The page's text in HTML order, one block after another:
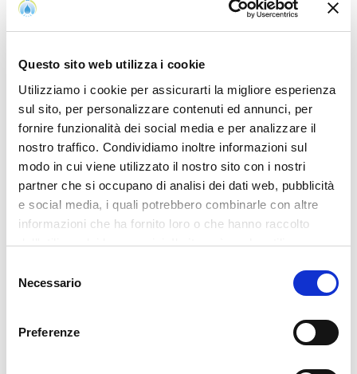
Questo sito web utilizza i cookie
Utilizziamo i cookie per assicurarti la migliore esperienza
sul sito, per personalizzare contenuti ed annunci, per
fornire funzionalità dei social media e per analizzare il
nostro traffico. Condividiamo inoltre informazioni sul
modo in cui viene utilizzato il nostro sito con i nostri
partner che si occupano di analisi dei dati web, pubblicità
e social media, i quali potrebbero combinarle con altre
informazioni che ha fornito loro o che hanno raccolto
dall'utilizzo dei loro servizi. Il sito può anche utilizzare
personalizzati. Per il trattamento dei dati si rimanda alla
. Acconsenta ai nostri cookie se
delNecessario
Preferenze